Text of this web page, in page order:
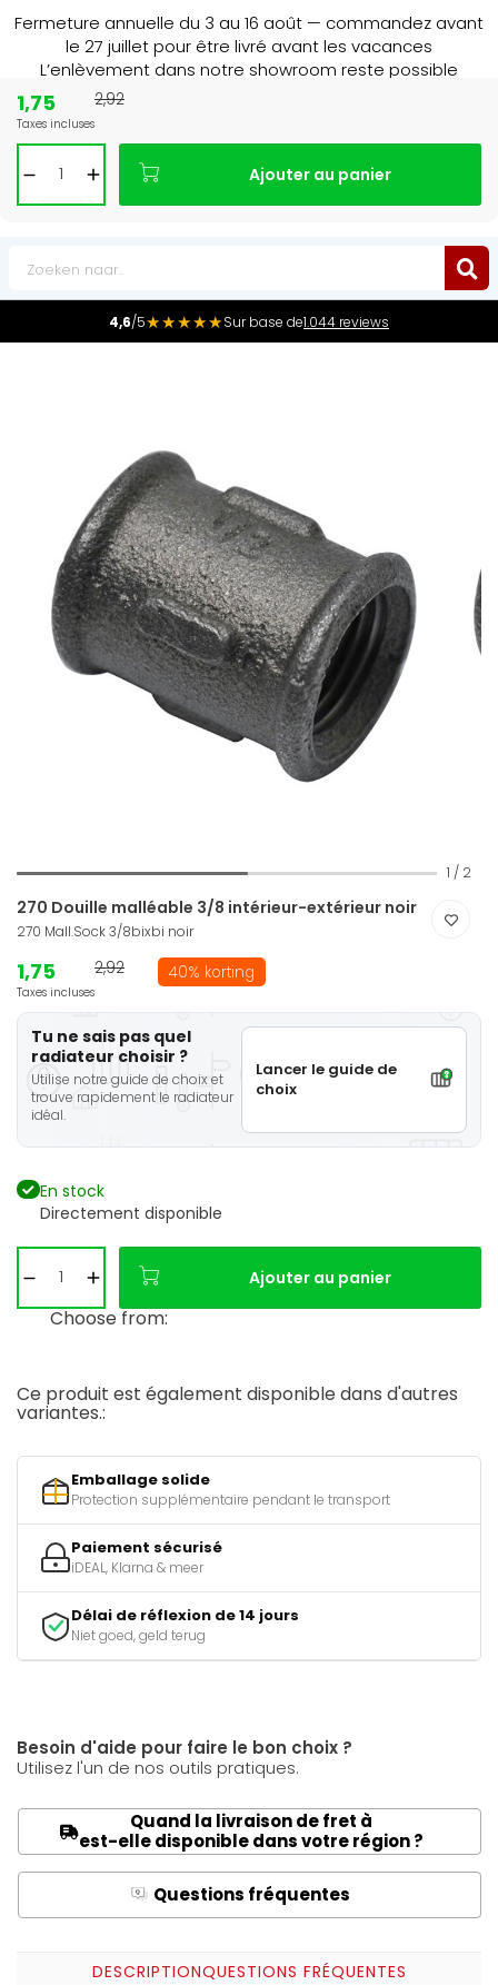
Fermeture annuelle du 3 au 16 août — commandez avant
le 27 juillet pour être livré avant les vacances
L’enlèvement dans notre showroom reste possible
4,6/5★★★★★Sur base de1.044 reviews
1 / 2
270 Douille malléable 3/8 intérieur-extérieur noir
270 Mall.Sock 3/8bixbi noir
1,75
Taxes incluses
2,92 40% korting
Tu ne sais pas quel
radiateur choisir ?
Utilise notre guide de choix et
trouve rapidement le radiateur
idéal.
Lancer le guide de
choix
En stock
Directement disponible
Ajouter au panier
1,75
Taxes incluses
2,92
Ajouter au panier
Choose from:
Ce produit est également disponible dans d'autres
variantes.:
Emballage solide
Protection supplémentaire pendant le transport
Paiement sécurisé
iDEAL, Klarna & meer
Délai de réflexion de 14 jours
Niet goed, geld terug
Besoin d'aide pour faire le bon choix ?
Utilisez l'un de nos outils pratiques.
Quand la livraison de fret à
est-elle disponible dans votre région ?
Q Questions fréquentes
DESCRIPTIONQUESTIONS FRÉQUENTES